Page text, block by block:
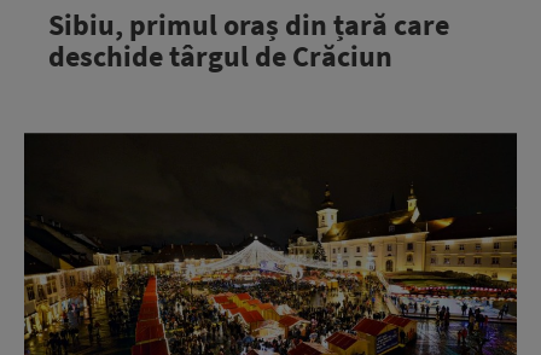
Sibiu, primul oraș din țară care
deschide târgul de Crăciun